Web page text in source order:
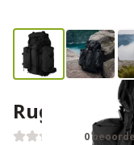
Rugzak
0